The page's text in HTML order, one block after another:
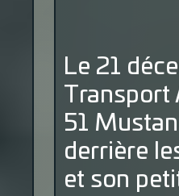
Le 21
51
derrière
et son